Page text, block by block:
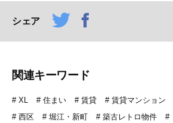
シェア
関連キーワード
XL 住まい 賃貸 賃貸マンション
西区
堀江・新町 築古レトロ物件